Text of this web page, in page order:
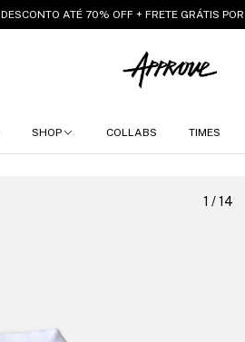
DESCONTO ATÉ 70% OFF + FRETE GRÁTIS
SHOP COLLABS TIMES
1 /14